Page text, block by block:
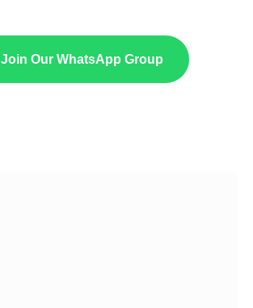
Join Our WhatsApp Group